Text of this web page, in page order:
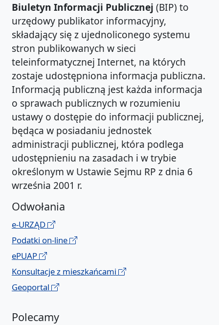
Biuletyn Informacji Publicznej (BIP) to
urzędowy publikator informacyjny,
składający się z ujednoliconego systemu
stron publikowanych w sieci
teleinformatycznej Internet, na których
zostaje udostępniona informacja publiczna.
Informacją publiczną jest każda informacja
o sprawach publicznych w rozumieniu
ustawy o dostępie do informacji publicznej,
będąca w posiadaniu jednostek
administracji publicznej, która podlega
udostępnieniu na zasadach i w trybie
określonym w Ustawie Sejmu RP z dnia 6
września 2001 r.
Odwołania
e-URZĄD
Podatki on-line
ePUAP
Konsultacje z mieszkańcami
Geoportal
Polecamy